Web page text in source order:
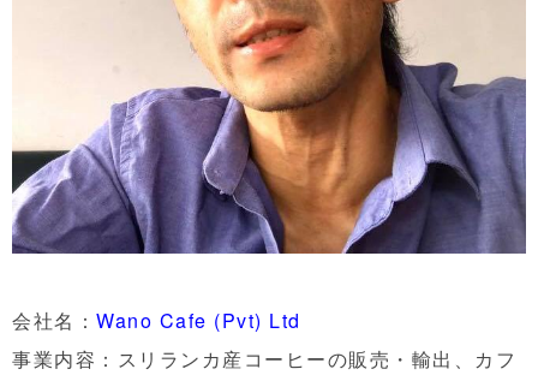
会社名： Wano Cafe (Pvt) Ltd
事業内容：スリランカ産コーヒーの販売・輸出、カフ